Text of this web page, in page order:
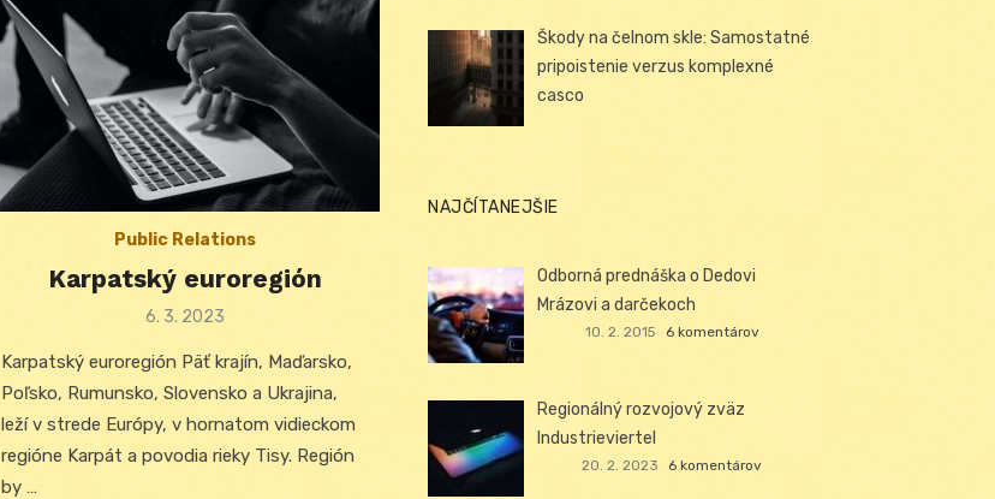
Public Relations
Karpatský euroregión
Posted
6. 3. 2023
Karpatský euroregión Päť krajín, Maďarsko,
Poľsko, Rumunsko, Slovensko a Ukrajina,
leží v strede Európy, v hornatom vidieckom
regióne Karpát a povodia rieky Tisy. Región
by …
Škody na čelnom skle: Samostatné
pripoistenie verzus komplexné
casco
NAJČÍTANEJŠIE
Odborná prednáška o Dedovi
Mrázovi a darčekoch
10. 2. 2015 6 komentárov
Regionálný rozvojový zväz
Industrieviertel
20. 2. 2023 6 komentárov